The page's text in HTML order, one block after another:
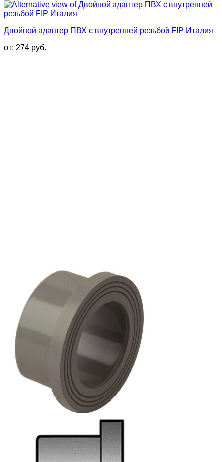
Двойной адаптер ПВХ с внутренней резьбой FIP Италия
от: 274 руб.